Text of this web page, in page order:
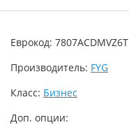
Еврокод: 7807ACDMVZ6T
Производитель: FYG
Класс: Бизнес
Доп. опции: